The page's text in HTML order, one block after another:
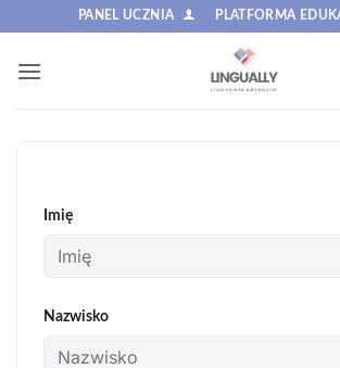
zawartości
PANEL UCZNIA PLATFORMA
Imię
Nazwisko